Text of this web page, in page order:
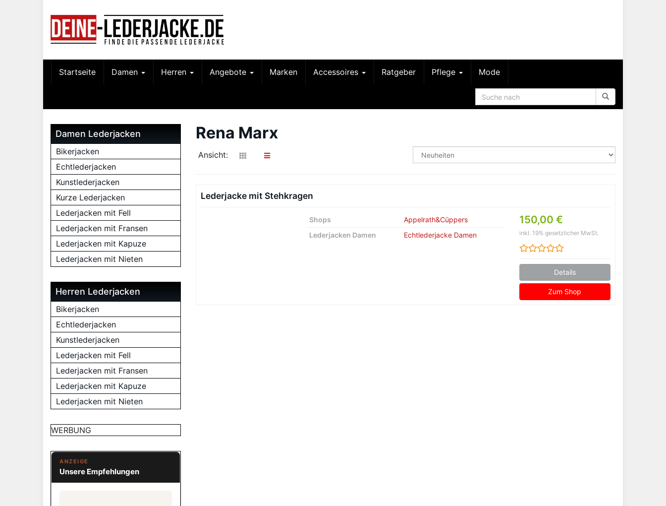
Startseite Damen Herren Angebote Marken Accessoires Ratgeber Pflege Mode
Rena Marx
Ansicht:
Lederjacke mit Stehkragen
150,00 €
inkl. 19% gesetzlicher MwSt.
Details
Zum Shop
Shops
Appelrath&Cüppers
Lederjacken Damen
Echtlederjacke Damen
Damen Lederjacken
Bikerjacken
Echtlederjacken
Kunstlederjacken
Kurze Lederjacken
Lederjacken mit Fell
Lederjacken mit Fransen
Lederjacken mit Kapuze
Lederjacken mit Nieten
Herren Lederjacken
Bikerjacken
Echtlederjacken
Kunstlederjacken
Lederjacken mit Fell
Lederjacken mit Fransen
Lederjacken mit Kapuze
Lederjacken mit Nieten
WERBUNG
ANZEIGE
Unsere Empfehlungen